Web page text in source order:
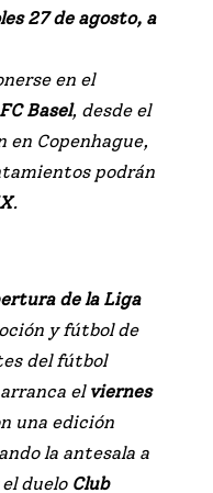
27 de agosto, a
en el
FC Basel, desde el
en Copenhague,
podrán
.
de la Liga
y fútbol de
del fútbol
el viernes
una edición
la antesala a
duelo Club